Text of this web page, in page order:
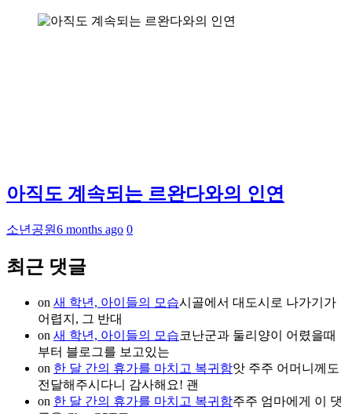
아직도 계속되는 르완다와의 인연
소년공원6 months ago 0
최근 댓글
on 새 학년, 아이들의 모습시골에서 대도시로 나가기가
어렵지, 그 반대
on 새 학년, 아이들의 모습코난군과 둘리양이 어렸을때
부터 블로그를 보고있는
on 한 달 간의 휴가를 마치고 복귀함앗 주주 어머니께도
전달해주시다니 감사해요! 괜
on 한 달 간의 휴가를 마치고 복귀함주주 엄마에게 이 댓